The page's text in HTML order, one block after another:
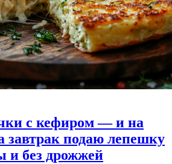
с кефиром — и на
завтрак подаю лепешку
и без дрожжей